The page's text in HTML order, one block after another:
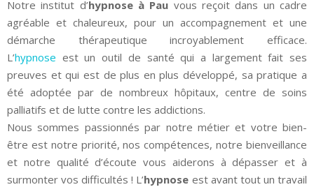
Notre institut d’hypnose à Pau vous reçoit dans un cadre
agréable et chaleureux, pour un accompagnement et une
démarche thérapeutique incroyablement efficace.
L’hypnose est un outil de santé qui a largement fait ses
preuves et qui est de plus en plus développé, sa pratique a
été adoptée par de nombreux hôpitaux, centre de soins
palliatifs et de lutte contre les addictions.
Nous sommes passionnés par notre métier et votre bien-
être est notre priorité, nos compétences, notre bienveillance
et notre qualité d’écoute vous aiderons à dépasser et à
surmonter vos difficultés ! L’hypnose est avant tout un travail